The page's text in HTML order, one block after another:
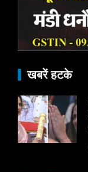
खबरें हटके